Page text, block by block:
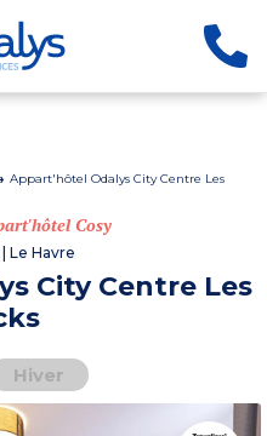
Appart'hôtel Odalys City Centre Les
Cosy
Le Havre
City Centre Les
Hiver